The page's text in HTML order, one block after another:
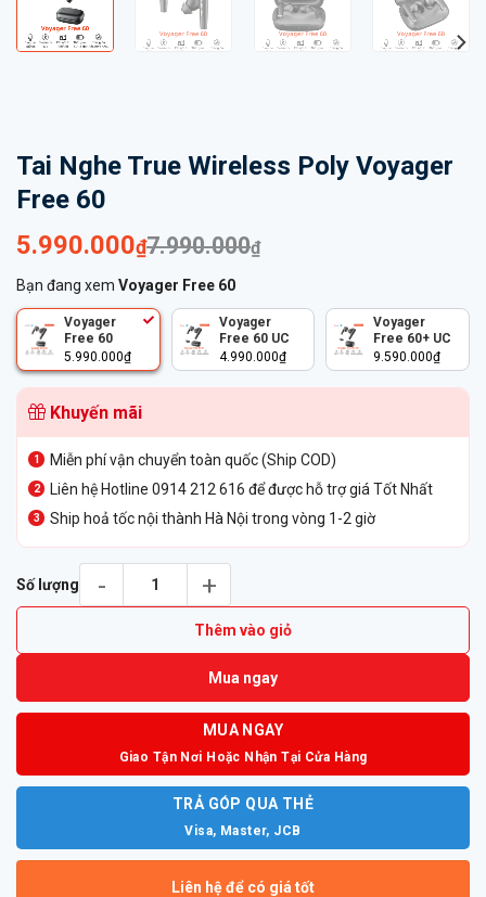
Tai Nghe True Wireless Poly Voyager
Free 60
7.990.000₫
Giá
gốc
là:
7.990.000₫.
5.990.000₫
Giá
hiện
tại
là:
5.990.000₫.
Bạn đang xem Voyager Free 60
Voyager
Free 60
5.990.000₫
Voyager
Free 60 UC
4.990.000₫
Voyager
Free 60+ UC
9.590.000₫
Khuyến mãi
Miễn phí vận chuyển toàn quốc (Ship COD)
Liên hệ Hotline 0914 212 616 để được hỗ trợ giá Tốt Nhất
Ship hoả tốc nội thành Hà Nội trong vòng 1-2 giờ
Số lượng
Thêm vào giỏ
Mua ngay
MUA NGAY
Giao Tận Nơi Hoặc Nhận Tại Cửa Hàng
TRẢ GÓP QUA THẺ
Visa, Master, JCB
Liên hệ để có giá tốt